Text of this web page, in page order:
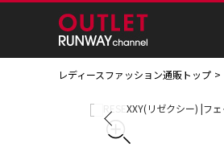
レディースファッション通販トップ